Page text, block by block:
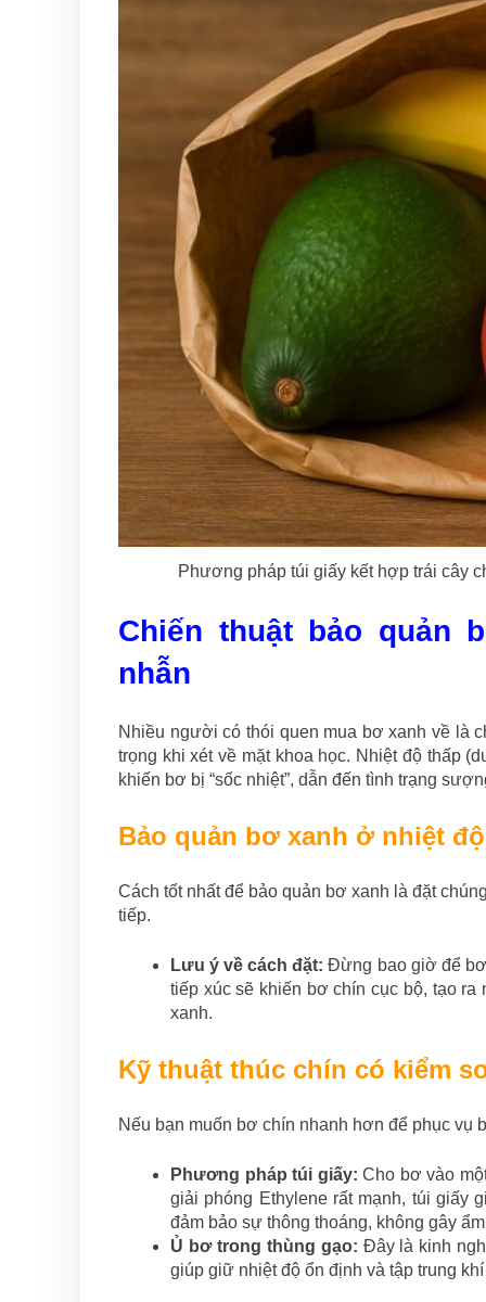
Phương pháp túi giấy kết hợp trái cây
Chiến thuật bảo quản
nhẫn
Nhiều người có thói quen mua bơ xanh về là
trọng khi xét về mặt khoa học. Nhiệt độ thấp
khiến bơ bị “sốc nhiệt”, dẫn đến tình trạng
Bảo quản bơ xanh ở nhiệt
Cách tốt nhất để bảo quản bơ xanh là đặt
tiếp.
Lưu ý về cách đặt: Đừng bao giờ để bơ
tiếp xúc sẽ khiến bơ chín cục bộ, tạo ra
xanh.
Kỹ thuật thúc chín có kiểm
Nếu bạn muốn bơ chín nhanh hơn để phục vụ
Phương pháp túi giấy: Cho bơ vào
giải phóng Ethylene rất mạnh, túi giấy
đảm bảo sự thông thoáng, không gây
Ủ bơ trong thùng gạo: Đây là kinh
giúp giữ nhiệt độ ổn định và tập trung